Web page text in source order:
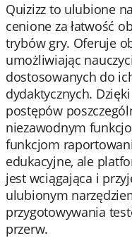
Quizizz to ulubione
cenione za łatwość
trybów gry. Oferuje
umożliwiając
dostosowanych do
dydaktycznych.
postępów
niezawodnym
funkcjom
edukacyjne, ale
jest wciągająca i
ulubionym
przygotowywania
przerw.